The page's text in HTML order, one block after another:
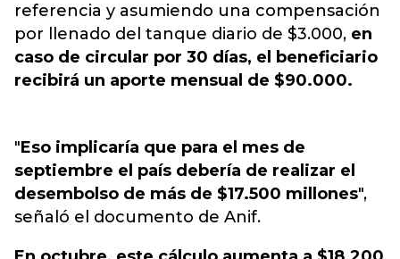
referencia y asumiendo una compensación
por llenado del tanque diario de $3.000, en
caso de circular por 30 días, el beneficiario
recibirá un aporte mensual de $90.000.
"Eso implicaría que para el mes de
septiembre el país debería de realizar el
desembolso de más de $17.500 millones",
señaló el documento de Anif.